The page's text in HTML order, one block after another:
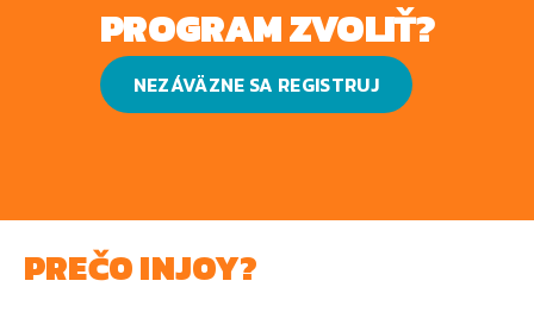
PROGRAM ZVOLIŤ?
NEZÁVÄZNE SA REGISTRUJ
PREČO INJOY?